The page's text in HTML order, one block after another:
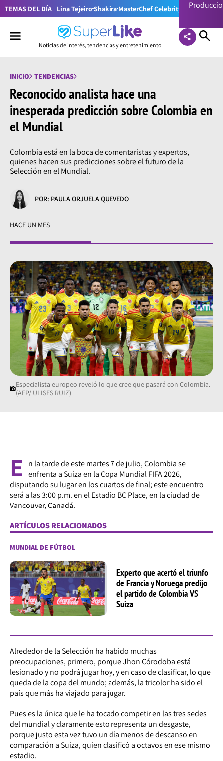
TEMAS DEL DÍA Lina TejeiroShakira MasterChef Celebrity Colombia
Noticias de interés, tendencias y entretenimiento
INICIO TENDENCIAS
Reconocido analista hace una
inesperada predicción sobre Colombia en
el Mundial
Colombia está en la boca de comentaristas y expertos,
quienes hacen sus predicciones sobre el futuro de la
Selección en el Mundial.
POR: PAULA ORJUELA QUEVEDO
HACE UN MES
Especialista europeo reveló lo que cree que pasará con Colombia.
(AFP/ ULISES RUIZ)
E
n la tarde de este martes 7 de julio, Colombia se
enfrenta a Suiza en la Copa Mundial FIFA 2026,
disputando su lugar en los cuartos de final; este encuentro
será a las 3:00 p.m. en el Estadio BC Place, en la ciudad de
Vancouver, Canadá.
ARTÍCULOS RELACIONADOS
MUNDIAL DE FÚTBOL
Experto que acertó el triunfo
de Francia y Noruega predijo
el partido de Colombia VS
Suiza
Alrededor de la Selección ha habido muchas
preocupaciones, primero, porque Jhon Córodoba está
lesionado y no podrá jugar hoy, y en caso de clasificar, lo que
queda de la copa del mundo; además, la tricolor ha sido el
país que más ha viajado para jugar.
Pues es la única que le ha tocado competir en las tres sedes
del mundial y claramente esto representa un desgaste,
porque justo esta vez tuvo un día menos de descanso en
comparación a Suiza, quien clasificó a octavos en ese mismo
estadio.